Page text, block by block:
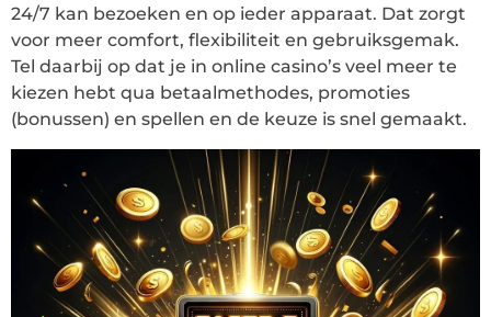
24/7 kan bezoeken en op ieder apparaat. Dat zorgt
voor meer comfort, flexibiliteit en gebruiksgemak.
Tel daarbij op dat je in online casino’s veel meer te
kiezen hebt qua betaalmethodes, promoties
(bonussen) en spellen en de keuze is snel gemaakt.